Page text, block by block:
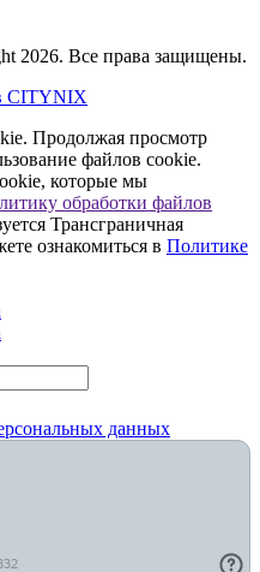
2026. Все права защищены.
CITYNIX
Продолжая просмотр
файлов cookie.
которые мы
обработки файлов
Трансграничная
ознакомиться в Политике
данных